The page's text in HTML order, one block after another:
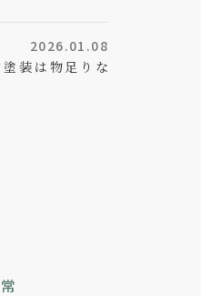
2026.01.08
塗装は物足りな